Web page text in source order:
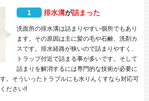
1 排水溝が詰まった
洗面所の排水溝は詰まりやすい個所でもあり
ます。その原因は主に髪の毛や石鹸、洗剤カ
スです。排水経路が狭いので詰まりやすく、
トラップ付近で詰まる事が多いです。そして
詰まりを解消するには専門的な技術が必要に
。そういったトラブルにも水りんくすなら対応可
ださい!!